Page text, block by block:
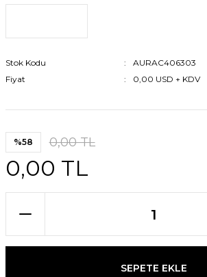
Stok Kodu
AURAC406303
Fiyat
0,00 USD + KDV
%58 0,00 TL
0,00 TL
SEPETE EKLE